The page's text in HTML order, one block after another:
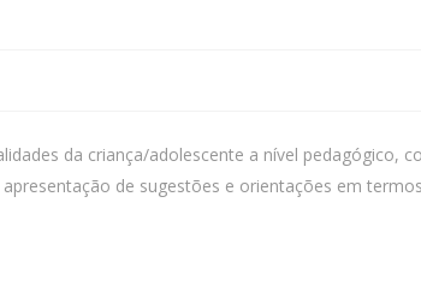
da criança/adolescente a nível pedagógico,
de sugestões e orientações em